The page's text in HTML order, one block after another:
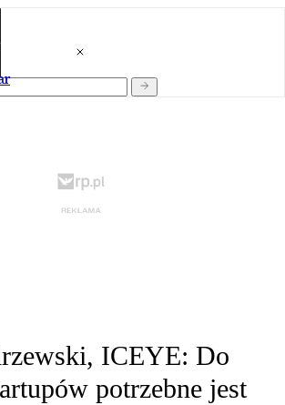
ICEYE: Do
potrzebne jest